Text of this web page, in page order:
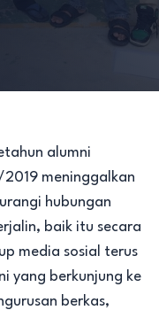
alumni
meninggalkan
hubungan
baik itu secara
media sosial terus
yang berkunjung ke
berkas,